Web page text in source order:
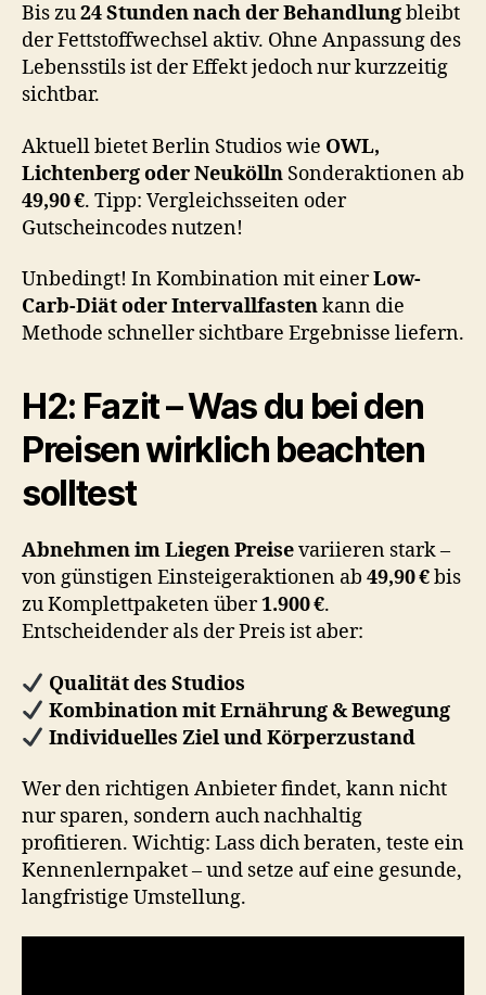
Bis zu24 Stunden nach der Behandlungbleibt
der Fettstoffwechsel aktiv. Ohne Anpassung des
Lebensstils ist der Effekt jedoch nur kurzzeitig
sichtbar.
Aktuell bietet Berlin Studios wie OWL,
Lichtenberg oder Neukölln Sonderaktionen ab
49,90 €. Tipp: Vergleichsseiten oder
Gutscheincodes nutzen!
Unbedingt! In Kombination mit einerLow-
Carb-Diät oder Intervallfastenkann die
Methode schneller sichtbare Ergebnisse liefern.
H2: Fazit – Was du bei den
Preisen wirklich beachten
solltest
Abnehmen im Liegen Preisevariieren stark –
von günstigen Einsteigeraktionen ab 49,90 €bis
zu Komplettpaketen über1.900 €.
Entscheidender als der Preis ist aber:
Qualität des Studios
Kombination mit Ernährung & Bewegung
Individuelles Ziel und Körperzustand
Wer den richtigen Anbieter findet, kann nicht
nur sparen, sondern auch nachhaltig
profitieren. Wichtig: Lass dich beraten, teste ein
Kennenlernpaket – und setze auf eine gesunde,
langfristige Umstellung.